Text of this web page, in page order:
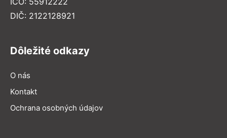
DIČ: 2122128921
Dôležité odkazy
O nás
Kontakt
Ochrana osobných údajov